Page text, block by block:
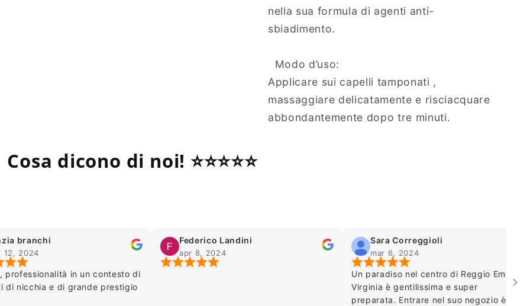
nella sua formula di agenti anti-
sbiadimento.
Modo d’uso:
Applicare sui capelli tamponati ,
massaggiare delicatamente e risciacquare
abbondantemente dopo tre minuti.
Cosa dicono di noi! ⭐⭐⭐⭐⭐
in un contesto di
di grande prestigio
Federico Landini
apr 8, 2024
Sara Correggioli
mar 6, 2024
Un paradiso nel centro di Reggio Emilia.
Virginia è gentilissima e super
preparata. Entrare nel suo negozio è un
Ottima